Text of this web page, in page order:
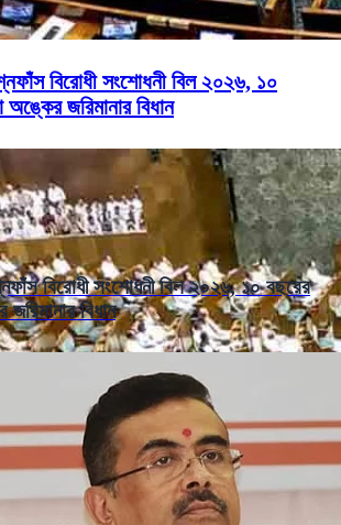
বিরোধী সংশোধনী বিল ২০২৬, ১০
জরিমানার বিধান
বিরোধী সংশোধনী বিল ২০২৬, ১০ বছরের
বিধান